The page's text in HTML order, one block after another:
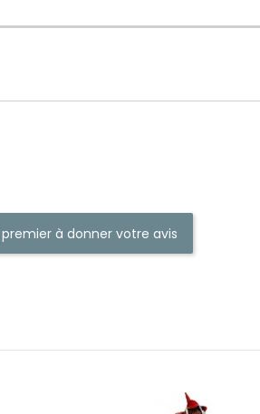
premier à donner votre avis